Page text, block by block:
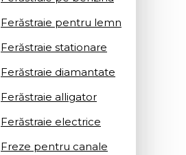
Ferăstraie pentru lemn
Ferăstraie stationare
Ferăstraie diamantate
Ferăstraie alligator
Ferăstraie electrice
Freze pentru canale